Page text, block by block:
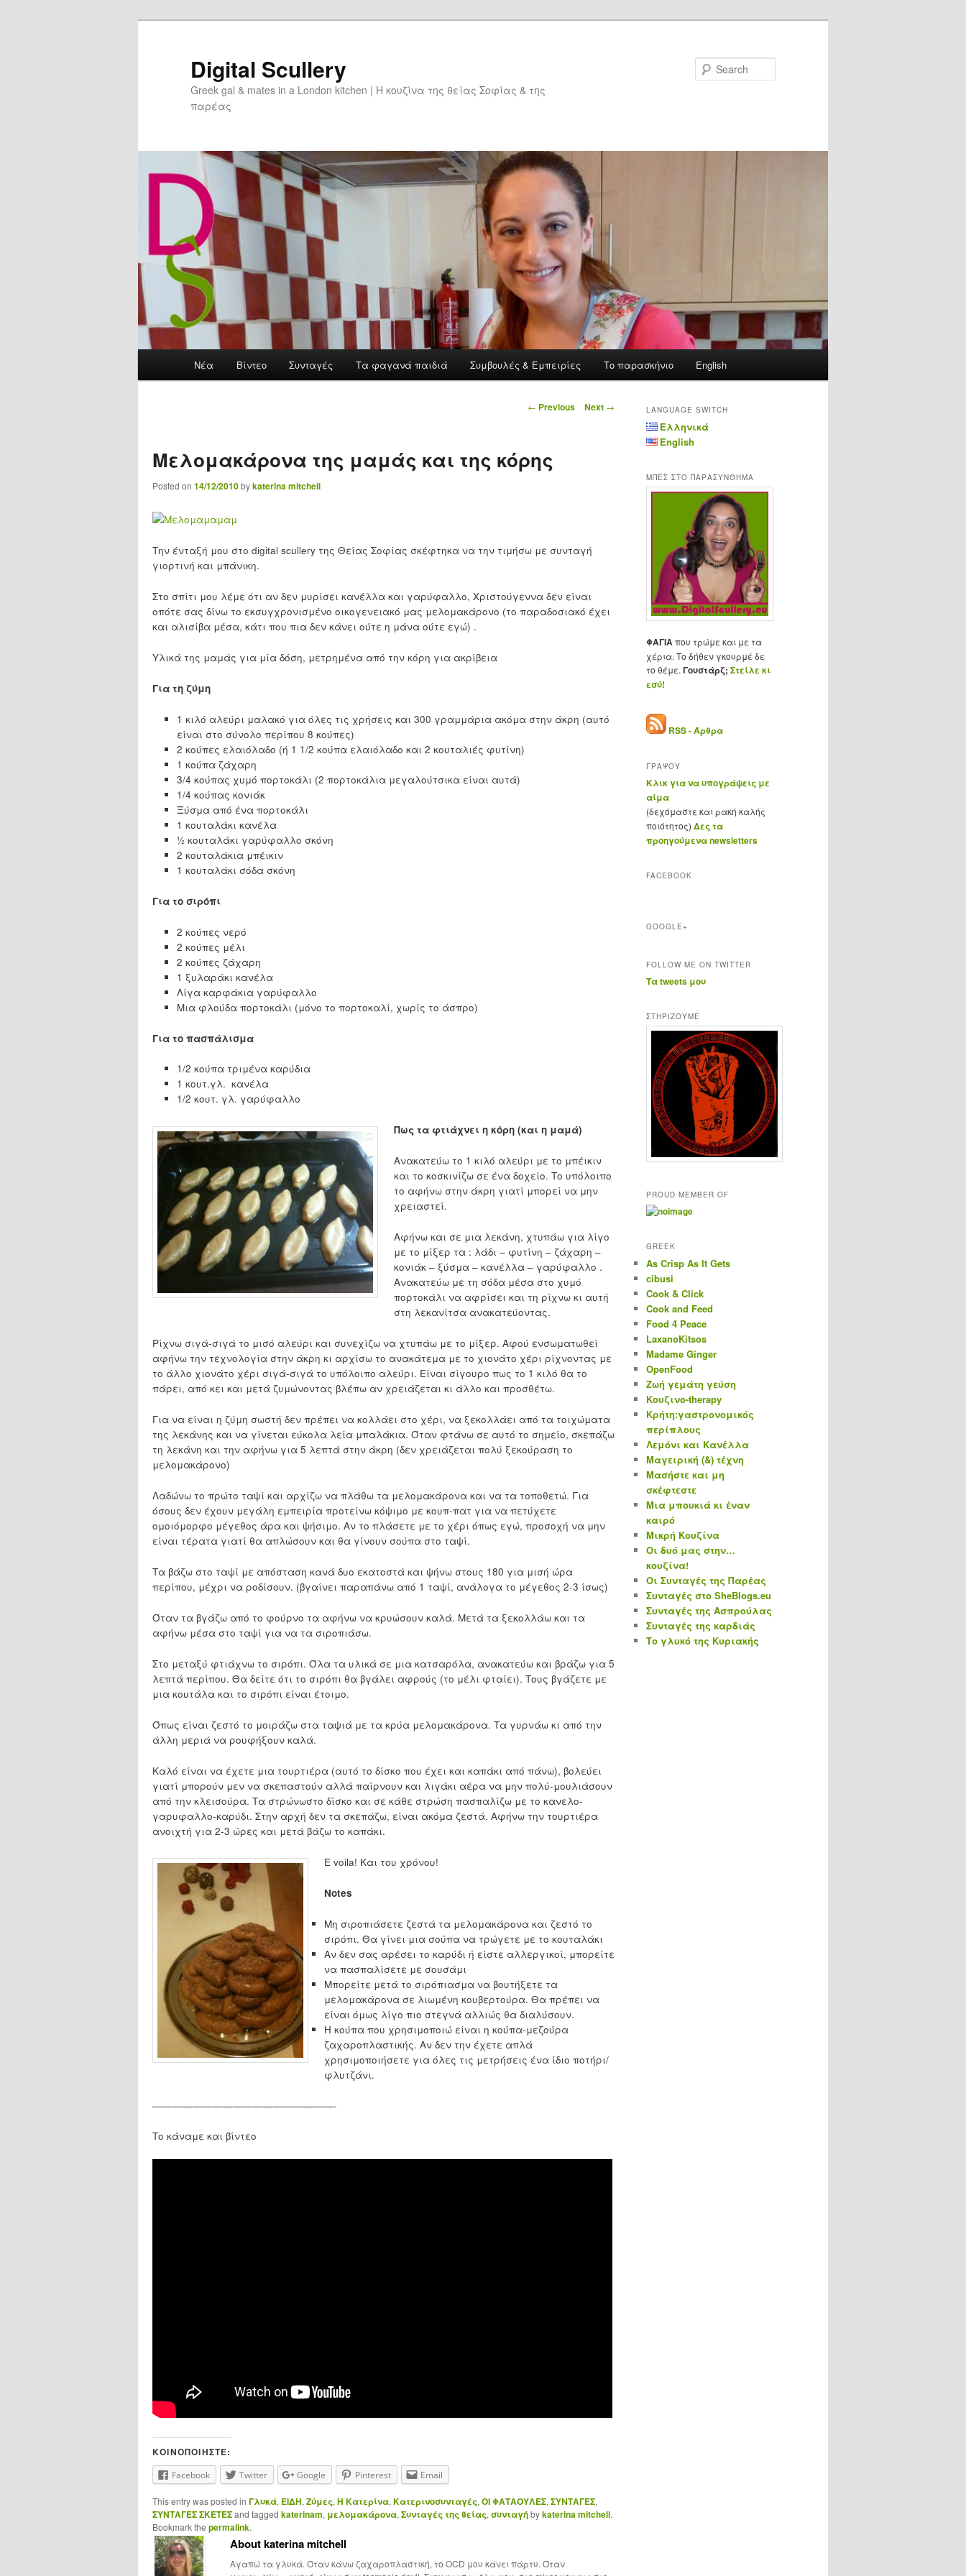
Digital Scullery
Greek gal & mates in a London kitchen | Η κουζίνα της θείας Σοφίας & της
παρέας
Skip to primary content
Νέα Βίντεο Συνταγές Τα φαγανά παιδιά Συμβουλές & Εμπειρίες Το παρασκήνιο English
Post navigation
← Previous Next →
Μελομακάρονα της μαμάς και της κόρης
Posted on 14/12/2010bykaterina mitchell
Την ένταξή μου στο digital scullery της Θείας Σοφίας σκέφτηκα να την τιμήσω με συνταγή
γιορτινή και μπάνικη.
Στο σπίτι μου λέμε ότι αν δεν μυρίσει κανέλλα και γαρύφαλλο, Χριστούγεννα δεν είναι
οπότε σας δίνω το εκσυγχρονισμένο οικογενειακό μας μελομακάρονο (το παραδοσιακό έχει
και αλισίβα μέσα, κάτι που πια δεν κάνει ούτε η μάνα ούτε εγώ) .
Υλικά της μαμάς για μία δόση, μετρημένα από την κόρη για ακρίβεια
Για τη ζύμη
1 κιλό αλεύρι μαλακό για όλες τις χρήσεις και 300 γραμμάρια ακόμα στην άκρη (αυτό
είναι στο σύνολο περίπου 8 κούπες)
2 κούπες ελαιόλαδο (ή 1 1/2 κούπα ελαιόλαδο και 2 κουταλιές φυτίνη)
1 κούπα ζάχαρη
3/4 κούπας χυμό πορτοκάλι (2 πορτοκάλια μεγαλούτσικα είναι αυτά)
1/4 κούπας κονιάκ
Ξύσμα από ένα πορτοκάλι
1 κουταλάκι κανέλα
½ κουταλάκι γαρύφαλλο σκόνη
2 κουταλάκια μπέικιν
1 κουταλάκι σόδα σκόνη
Για το σιρόπι
2 κούπες νερό
2 κούπες μέλι
2 κούπες ζάχαρη
1 ξυλαράκι κανέλα
Λίγα καρφάκια γαρύφαλλο
Μια φλούδα πορτοκάλι (μόνο το πορτοκαλί, χωρίς το άσπρο)
Για το πασπάλισμα
1/2 κούπα τριμένα καρύδια
1 κουτ.γλ. κανέλα
1/2 κουτ. γλ. γαρύφαλλο
Πως τα φτιάχνει η κόρη (και η μαμά)
Ανακατεύω το 1 κιλό αλεύρι με το μπέικιν
και το κοσκινίζω σε ένα δοχείο. Το υπόλοιπο
το αφήνω στην άκρη γιατί μπορεί να μην
χρειαστεί.
Αφήνω και σε μια λεκάνη, χτυπάω για λίγο
με το μίξερ τα : λάδι – φυτίνη – ζάχαρη –
κονιάκ – ξύσμα – κανέλλα – γαρύφαλλο .
Ανακατεύω με τη σόδα μέσα στο χυμό
πορτοκάλι να αφρίσει και τη ρίχνω κι αυτή
στη λεκανίτσα ανακατεύοντας.
Ρίχνω σιγά-σιγά το μισό αλεύρι και συνεχίζω να χτυπάω με το μίξερ. Αφού ενσωματωθεί
αφήνω την τεχνολογία στην άκρη κι αρχίσω το ανακάτεμα με το χιονάτο χέρι ρίχνοντας με
το άλλο χιονάτο χέρι σιγά-σιγά το υπόλοιπο αλεύρι. Είναι σίγουρο πως το 1 κιλό θα το
πάρει, από κει και μετά ζυμώνοντας βλέπω αν χρειάζεται κι άλλο και προσθέτω.
Για να είναι η ζύμη σωστή δεν πρέπει να κολλάει στο χέρι, να ξεκολλάει από τα τοιχώματα
της λεκάνης και να γίνεται εύκολα λεία μπαλάκια. Όταν φτάνω σε αυτό το σημείο, σκεπάζω
τη λεκάνη και την αφήνω για 5 λεπτά στην άκρη (δεν χρειάζεται πολύ ξεκούραση το
μελομακάρονο)
Λαδώνω το πρώτο ταψί και αρχίζω να πλάθω τα μελομακάρονα και να τα τοποθετώ. Για
όσους δεν έχουν μεγάλη εμπειρία προτείνω κόψιμο με κουπ-πατ για να πετύχετε
ομοιόμορφο μέγεθος άρα και ψήσιμο. Αν το πλάσετε με το χέρι όπως εγώ, προσοχή να μην
είναι τέρατα γιατί θα απλώσουν και θα γίνουν σούπα στο ταψί.
Τα βάζω στο ταψί με απόσταση κανά δυο εκατοστά και ψήνω στους 180 για μισή ώρα
περίπου, μέχρι να ροδίσουν. (βγαίνει παραπάνω από 1 ταψί, ανάλογα το μέγεθος 2-3 ίσως)
Όταν τα βγάζω από το φούρνο τα αφήνω να κρυώσουν καλά. Μετά τα ξεκολλάω και τα
αφήνω μέσα στο ταψί για να τα σιροπιάσω.
Στο μεταξύ φτιάχνω το σιρόπι. Όλα τα υλικά σε μια κατσαρόλα, ανακατεύω και βράζω για 5
λεπτά περίπου. Θα δείτε ότι το σιρόπι θα βγάλει αφρούς (το μέλι φταίει). Τους βγάζετε με
μια κουτάλα και το σιρόπι είναι έτοιμο.
Όπως είναι ζεστό το μοιράζω στα ταψιά με τα κρύα μελομακάρονα. Τα γυρνάω κι από την
άλλη μεριά να ρουφήξουν καλά.
Καλό είναι να έχετε μια τουρτιέρα (αυτό το δίσκο που έχει και καπάκι από πάνω), βολεύει
γιατί μπορούν μεν να σκεπαστούν αλλά παίρνουν και λιγάκι αέρα να μην πολύ-μουλιάσουν
από την κλεισούρα. Τα στρώνωστο δίσκο και σε κάθε στρώση πασπαλίζω με το κανελο-
γαρυφαλλο-καρύδι. Στην αρχή δεν τα σκεπάζω, είναι ακόμα ζεστά. Αφήνω την τουρτιέρα
ανοιχτή για 2-3 ώρες και μετά βάζω το καπάκι.
Ε voila! Και του χρόνου!
Notes
Μη σιροπιάσετε ζεστά τα μελομακάρονα και ζεστό το
σιρόπι. Θα γίνει μια σούπα να τρώγετε με το κουταλάκι
Αν δεν σας αρέσει το καρύδι ή είστε αλλεργικοί, μπορείτε
να πασπαλίσετε με σουσάμι
Μπορείτε μετά το σιρόπιασμα να βουτήξετε τα
μελομακάρονα σε λιωμένη κουβερτούρα. Θα πρέπει να
είναι όμως λίγο πιο στεγνά αλλιώς θα διαλύσουν.
Η κούπα που χρησιμοποιώ είναι η κούπα-μεζούρα
ζαχαροπλαστικής. Αν δεν την έχετε απλά
χρησιμοποιήσετε για όλες τις μετρήσεις ένα ίδιο ποτήρι/
φλυτζάνι.
——————————————————-
Το κάναμε και βίντεο
ΚΟΙΝΟΠΟΙΉΣΤΕ:
Facebook Twitter Google Pinterest Email
This entry was posted in Γλυκά, ΕΙΔΗ, Ζύμες, Η Κατερίνα, Κατερινοσυνταγές, ΟΙ ΦΑΤΑΟΥΛΕΣ, ΣΥΝΤΑΓΕΣ,
ΣΥΝΤΑΓΕΣ ΣΚΕΤΕΣand tagged katerinam, μελομακάρονα, Συνταγές της θείας, συνταγήbykaterina mitchell.
Bookmark the permalink.
About katerina mitchell
Αγαπώ τα γλυκά. Όταν κάνω ζαχαροπλαστική, το OCD μου κάνει πάρτυ. Όταν
LANGUAGE SWITCH
Ελληνικά
English
ΜΠΕΣ ΣΤΟ ΠΑΡΑΣΥΝΘΗΜΑ
ΦΑΓΙΑπου τρώμε και με τα
χέρια. Το δήθεν γκουρμέ δε
το θέμε. Γουστάρζ; Στείλε κι
εσύ!
RSS - Άρθρα
ΓΡΑΨΟΥ
Κλικ για να υπογράψεις με
αίμα
(δεχόμαστε και ρακή καλής
ποιότητος) Δες τα
προηγούμενα newsletters
FACEBOOK
GOOGLE+
FOLLOW ME ON TWITTER
Τα tweets μου
ΣΤΗΡΊΖΟΥΜΕ
PROUD MEMBER OF
GREEK
As Crisp As It Gets
cibusi
Cook & Click
Cook and Feed
Food 4 Peace
LaxanoKitsos
Madame Ginger
OpenFood
Ζωή γεμάτη γεύση
Κουζινο-therapy
Κρήτη:γαστρονομικός
περίπλους
Λεμόνι και Κανέλλα
Μαγειρική (&) τέχνη
Μασήστε και μη
σκέφτεστε
Μια μπουκιά κι έναν
καιρό
Μικρή Κουζίνα
Οι δυό μας στην…
κουζίνα!
Οι Συνταγές της Παρέας
Συνταγές στο SheBlogs.eu
Συνταγές της Ασπρούλας
Συνταγές της καρδιάς
Το γλυκό της Κυριακής